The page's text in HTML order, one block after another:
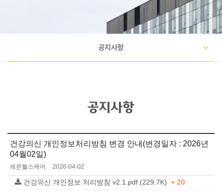
공지사항
공지사항
건강의신 개인정보처리방침 변경 안내(변경일자 : 2026년
04월02일)
레몬헬스케어 2026-04-02
건강의신 개인정보 처리방침 v2.1.pdf (229.7K) + 20